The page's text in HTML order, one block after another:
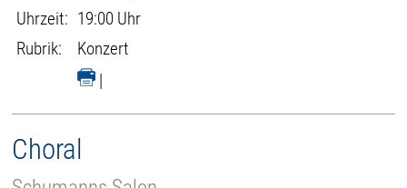
Uhrzeit: 19:00 Uhr
Rubrik:
Konzert
|
Choral